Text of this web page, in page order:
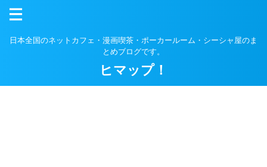
日本全国のネットカフェ・漫画喫茶・ポーカールーム・シーシャ屋のま
とめブログです。
ヒマップ！